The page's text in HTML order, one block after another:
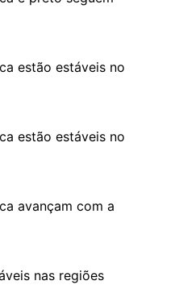
estão estáveis no
estão estáveis no
avançam com a
nas regiões